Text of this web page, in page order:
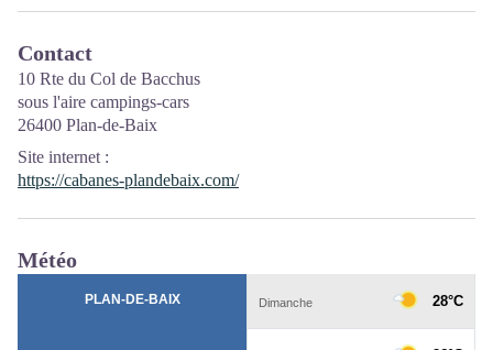
Contact
10 Rte du Col de Bacchus
sous l'aire campings-cars
26400 Plan-de-Baix
Site internet :
https://cabanes-plandebaix.com/
Météo